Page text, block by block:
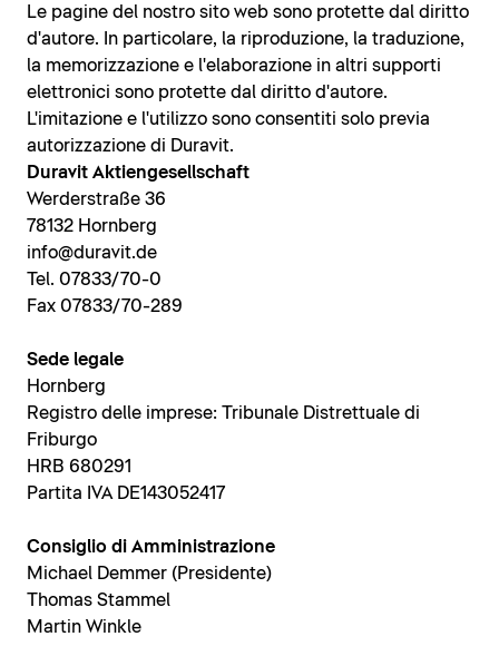
Le pagine del nostro sito web sono protette dal diritto
d'autore. In particolare, la riproduzione, la traduzione,
la memorizzazione e l'elaborazione in altri supporti
elettronici sono protette dal diritto d'autore.
L'imitazione e l'utilizzo sono consentiti solo previa
autorizzazione di Duravit.
Duravit Aktiengesellschaft
Werderstraße 36
78132 Hornberg
info@duravit.de
Tel. 07833/70-0
Fax 07833/70-289
Sede legale
Hornberg
Registro delle imprese: Tribunale Distrettuale di
Friburgo
HRB 680291
Partita IVA DE143052417
Consiglio di Amministrazione
Michael Demmer (Presidente)
Thomas Stammel
Martin Winkle